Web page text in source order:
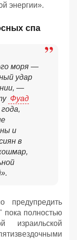
энергии».
спа
моря —
удар
—
Фуад
и
в
предупредить
пока полностью
израильской